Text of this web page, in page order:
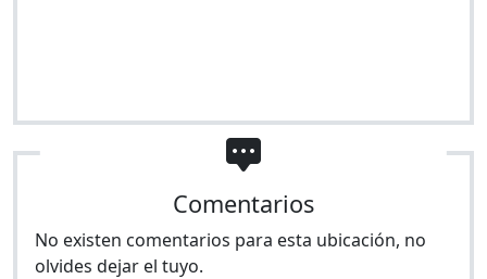
Comentarios
No existen comentarios para esta ubicación, no
olvides dejar el tuyo.